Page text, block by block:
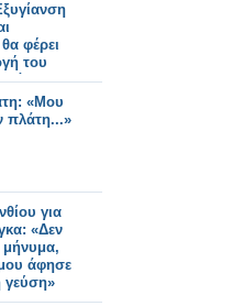
φέρει
του
Σάββα.
«Μου
πλάτη...»
για
«Δεν
μήνυμα,
άφησε
γεύση»